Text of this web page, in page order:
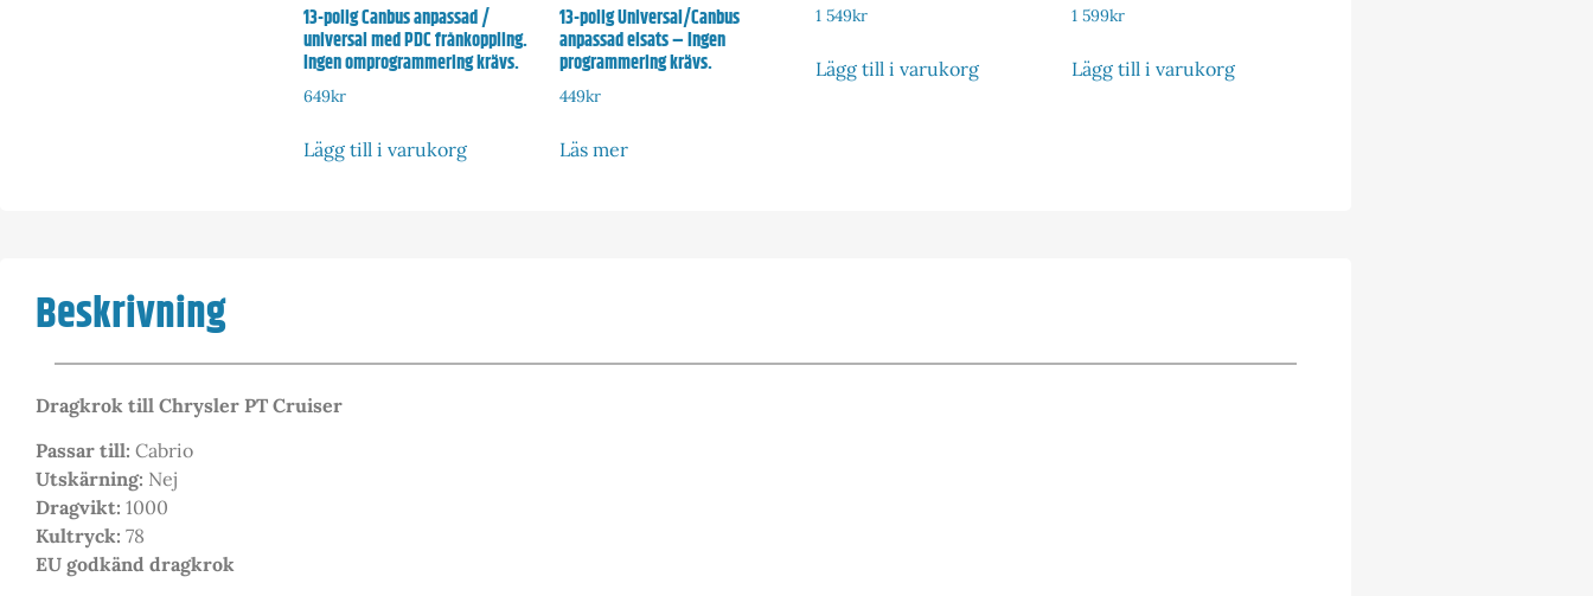
13-polig Canbus anpassad /
universal med PDC frånkoppling.
Ingen omprogrammering krävs.
649kr
Lägg till i varukorg
13-polig Universal/Canbus
anpassad elsats – Ingen
programmering krävs.
449kr
Läs mer
1 549kr
Lägg till i varukorg
1 599kr
Lägg till i varukorg
Beskrivning
Dragkrok till Chrysler PT Cruiser
Passar till: Cabrio
Utskärning: Nej
Dragvikt: 1000
Kultryck: 78
EU godkänd dragkrok